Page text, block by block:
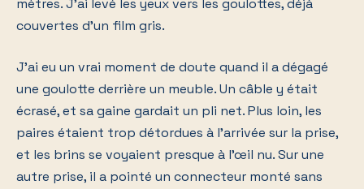
mètres. J'ai levé les yeux vers les goulottes, déjà
couvertes d'un film gris.
J'ai eu un vrai moment de doute quand il a dégagé
une goulotte derrière un meuble. Un câble y était
écrasé, et sa gaine gardait un pli net. Plus loin, les
paires étaient trop détordues à l'arrivée sur la prise,
et les brins se voyaient presque à l'œil nu. Sur une
autre prise, il a pointé un connecteur monté sans